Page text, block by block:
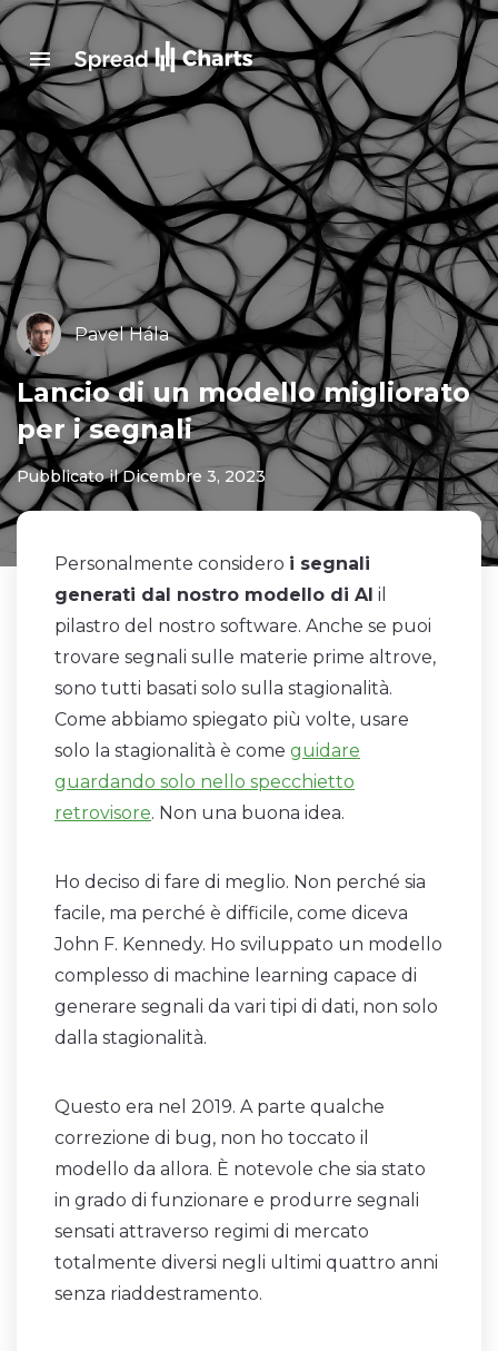
Pavel Hála
Lancio di un modello migliorato
per i segnali
Pubblicato il Dicembre 3, 2023
Personalmente considero i segnali
generati dal nostro modello di AI il
pilastro del nostro software. Anche se puoi
trovare segnali sulle materie prime altrove,
sono tutti basati solo sulla stagionalità.
Come abbiamo spiegato più volte, usare
solo la stagionalità è come guidare
guardando solo nello specchietto
retrovisore. Non una buona idea.
Ho deciso di fare di meglio. Non perché sia
facile, ma perché è difficile, come diceva
John F. Kennedy. Ho sviluppato un modello
complesso di machine learning capace di
generare segnali da vari tipi di dati, non solo
dalla stagionalità.
Questo era nel 2019. A parte qualche
correzione di bug, non ho toccato il
modello da allora. È notevole che sia stato
in grado di funzionare e produrre segnali
sensati attraverso regimi di mercato
totalmente diversi negli ultimi quattro anni
senza riaddestramento.